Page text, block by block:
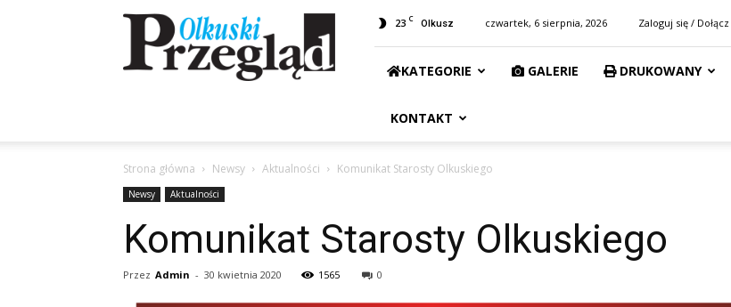
Przegląd
Olkuski
23 C Olkusz czwartek, 6 sierpnia, 2026 Zaloguj się / Dołącz
KATEGORIE GALERIE DRUKOWANY
KONTAKT
Strona główna Newsy Aktualności Komunikat Starosty Olkuskiego
Newsy Aktualności
Komunikat Starosty Olkuskiego
Przez Admin - 30 kwietnia 2020 1565 0